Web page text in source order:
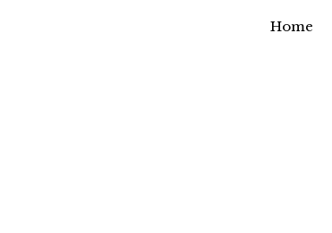
Home